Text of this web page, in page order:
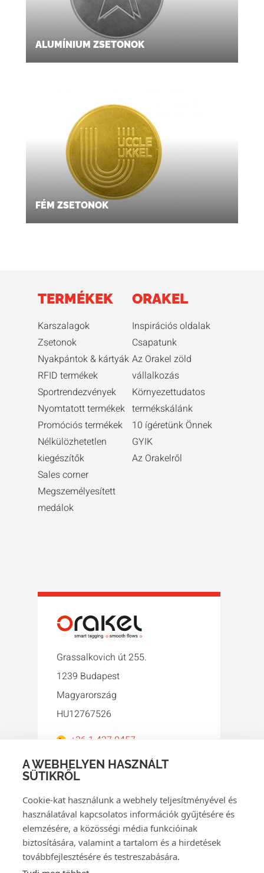
A WEBHELYEN HASZNÁLT
SÜTIKRŐL
Cookie-kat használunk a webhely teljesítményével és
használatával kapcsolatos információk gyűjtésére és
elemzésére, a közösségi média funkcióinak
biztosítására, valamint a tartalom és a hirdetések
továbbfejlesztésére és testreszabására.
ALUMÍNIUM ZSETONOK
FÉM ZSETONOK
TERMÉKEK
Karszalagok
Zsetonok
Nyakpántok & kártyák
RFID termékek
Sportrendezvények
Nyomtatott termékek
Promóciós termékek
Nélkülözhetetlen
kiegészítők
Sales corner
Megszemélyesített
medálok
ORAKEL
Inspirációs oldalak
Csapatunk
Az Orakel zöld
vállalkozás
Környezettudatos
termékskálánk
10 ígéretünk Önnek
GYIK
Az Orakelről
Grassalkovich út 255.
1239 Budapest
Magyarország
HU12767526
+36 1 427 0457